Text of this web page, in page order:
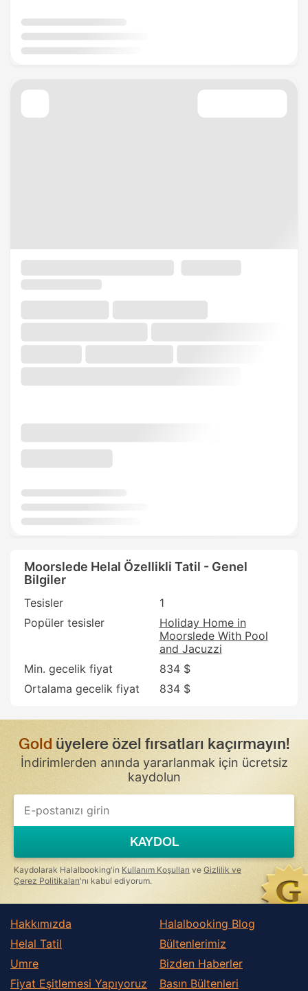
Moorslede Helal Özellikli Tatil - Genel
Bilgiler
Tesisler
1
Popüler tesisler
Holiday Home in
Moorslede With Pool
and Jacuzzi
Min. gecelik fiyat
834 $
Ortalama gecelik fiyat
834 $
Goldüyelere özel fırsatları kaçırmayın!
İndirimlerden anında yararlanmak için ücretsiz
kaydolun
KAYDOL
Kaydolarak Halalbooking'in Kullanım Koşulları ve Gizlilik ve
Çerez Politikaları'nı kabul ediyorum.
Hakkımızda
Helal Tatil
Umre
Fiyat Eşitlemesi Yapıyoruz
Halalbooking Blog
Bültenlerimiz
Bizden Haberler
Basın Bültenleri